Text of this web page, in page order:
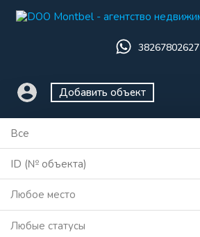
38267802627
Добавить объект
Любое место
Любые статусы